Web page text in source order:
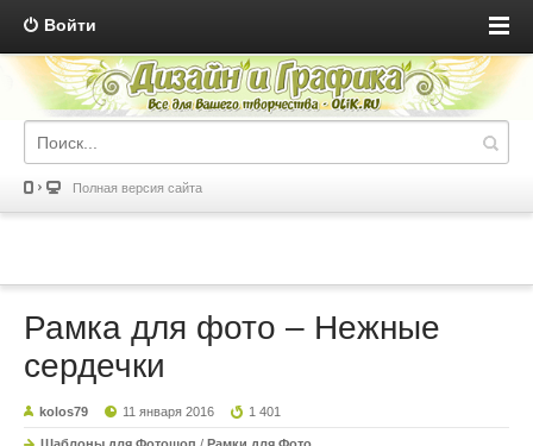
Войти
Полная версия сайта
Рамка для фото – Нежные
сердечки
kolos79 11 января 2016 1 401